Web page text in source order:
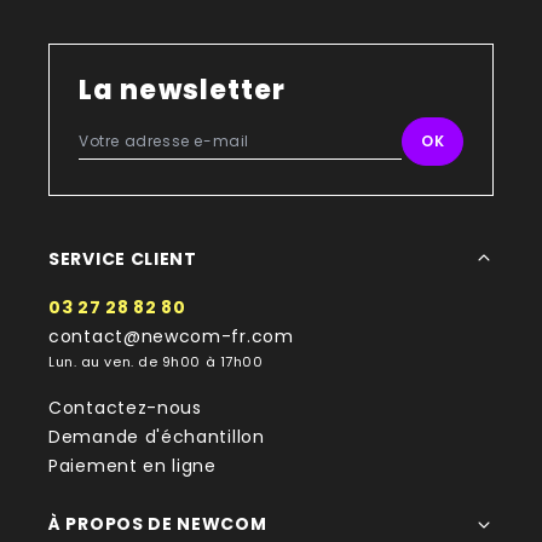
contenir aucun produit chimique comme le bpa.
Parmi nos sélections, découvrez la gourde en verre
650 ML ASPEN à bouchon en acier inoxydable. Si elle
n’est pas adaptée aux boissons gazeuses, elle
profite d’une conception anti-fuite permettant
d’emporter de l’eau en toute sûreté. Cela, grâce à
Vous apprécierez également la gourde réutilisable
élégant. Conçu en RPET et équipé d’un couvercle en
bambou, c’est un modèle de gourde écologique
destiné aux boissons froides. Selon vos besoins, vous
d’entreprise ou un message promotionnel.
Gourdes et bouteilles personnalisées, de
fantastiques supports de communication
La gourde personnalisée, un cadeau d’entreprise
pour toutes les cibles
La newsletter
SERVICE CLIENT
03 27 28 82 80
contact@newcom-fr.com
Lun. au ven. de 9h00 à 17h00
Contactez-nous
Demande d'échantillon
Paiement en ligne
À PROPOS DE NEWCOM